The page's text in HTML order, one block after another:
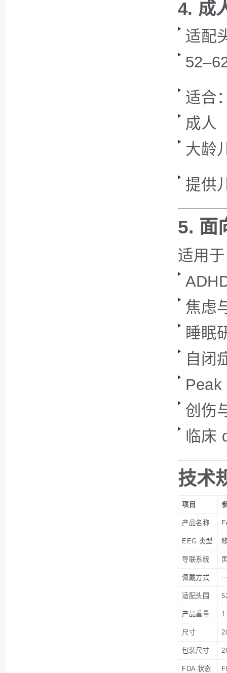
4. 成
适配
适合
成人
大龄
提供
5. 面
适用
焦虑
睡眠
自闭
Peak
创伤
临床
技术
项目
产品名称
EEG 类型
导联系统
佩戴方式
适配头围
产品重量
尺寸
包装尺寸
FDA 状态